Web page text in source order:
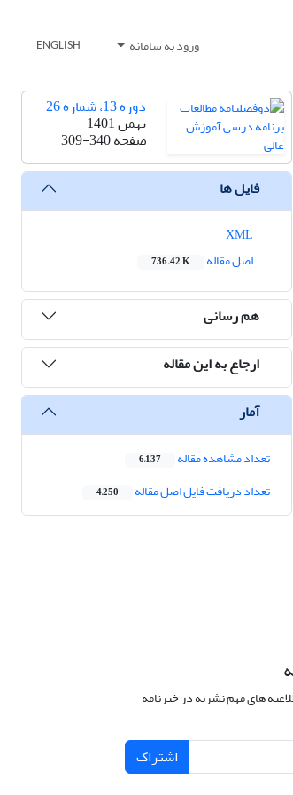
ورود به سامانه ENGLISH
دوره 13، شماره 26
بهمن 1401
صفحه309-340
فایل ها
اصل مقاله
736.42 K
هم رسانی
ارجاع به این مقاله
آمار
تعداد مشاهده مقاله 6,137
تعداد دریافت فایل اصل مقاله 4,250
های مهم نشریه در خبرنامه
اشتراک